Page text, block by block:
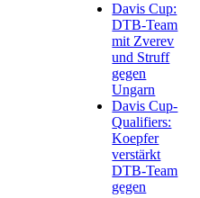
Davis Cup:
DTB-Team
mit Zverev
und Struff
gegen
Ungarn
Davis Cup-
Qualifiers:
Koepfer
verstärkt
DTB-Team
gegen